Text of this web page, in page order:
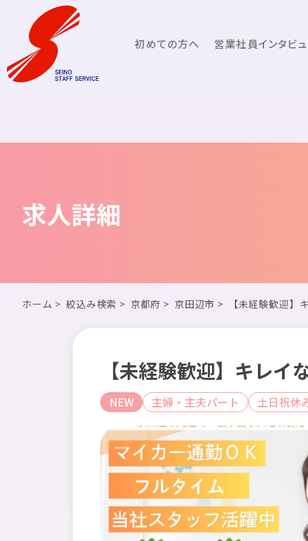
初めての方へ 営業社員インタビ
求人詳細
ホーム > 絞込み検索 > 京都府 > 京田辺市 > 【未経験歓迎
【未経験歓迎】キレ
NEW 主婦・主夫パート 土日祝休